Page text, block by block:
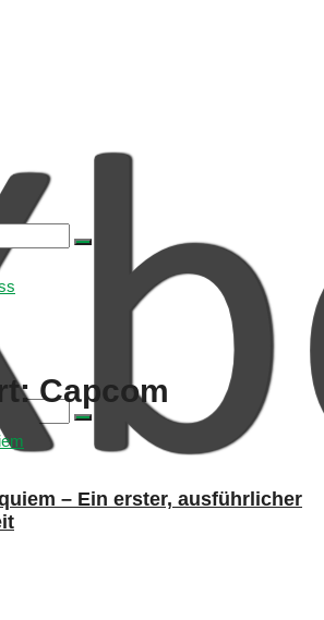
Capcom
– Ein erster, ausführlicher